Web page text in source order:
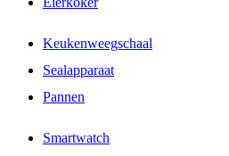
Keukenweegschaal
Sealapparaat
Pannen
Smartwatch